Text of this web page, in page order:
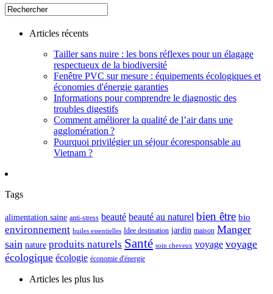
Articles récents
Tailler sans nuire : les bons réflexes pour un élagage
respectueux de la biodiversité
Fenêtre PVC sur mesure : équipements écologiques et
économies d'énergie garanties
Informations pour comprendre le diagnostic des
troubles digestifs
Comment améliorer la qualité de l’air dans une
agglomération ?
Pourquoi privilégier un séjour écoresponsable au
Vietnam ?
Tags
alimentation saine anti-stress beauté beauté au naturel bien être bio
environnement huiles essentielles Idee destination jardin maison Manger
sain nature produits naturels Santé soin cheveux voyage voyage
écologique écologie économie d'énergie
Articles les plus lus